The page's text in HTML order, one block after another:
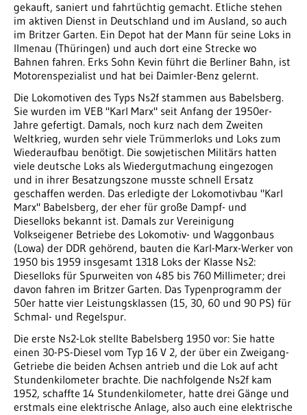
gekauft, saniert und fahrtüchtig gemacht. Etliche stehen
im aktiven Dienst in Deutschland und im Ausland, so auch
im Britzer Garten. Ein Depot hat der Mann für seine Loks in
Ilmenau (Thüringen) und auch dort eine Strecke wo
Bahnen fahren. Erks Sohn Kevin führt die Berliner Bahn, ist
Motorenspezialist und hat bei Daimler-Benz gelernt.
Die Lokomotiven des Typs Ns2f stammen aus Babelsberg.
Sie wurden im VEB "Karl Marx" seit Anfang der 1950er-
Jahre gefertigt. Damals, noch kurz nach dem Zweiten
Weltkrieg, wurden sehr viele Trümmerloks und Loks zum
Wiederaufbau benötigt. Die sowjetischen Militärs hatten
viele deutsche Loks als Wiedergutmachung eingezogen
und in ihrer Besatzungszone musste schnell Ersatz
geschaffen werden. Das erledigte der Lokomotivbau "Karl
Marx" Babelsberg, der eher für große Dampf- und
Dieselloks bekannt ist. Damals zur Vereinigung
Volkseigener Betriebe des Lokomotiv- und Waggonbaus
(Lowa) der DDR gehörend, bauten die Karl-Marx-Werker von
1950 bis 1959 insgesamt 1318 Loks der Klasse Ns2:
Dieselloks für Spurweiten von 485 bis 760 Millimeter; drei
davon fahren im Britzer Garten. Das Typenprogramm der
50er hatte vier Leistungsklassen (15, 30, 60 und 90 PS) für
Schmal- und Regelspur.
Die erste Ns2-Lok stellte Babelsberg 1950 vor: Sie hatte
einen 30-PS-Diesel vom Typ 16 V 2, der über ein Zweigang-
Getriebe die beiden Achsen antrieb und die Lok auf acht
Stundenkilometer brachte. Die nachfolgende Ns2f kam
1952, schaffte 14 Stundenkilometer, hatte drei Gänge und
erstmals eine elektrische Anlage, also auch eine elektrische